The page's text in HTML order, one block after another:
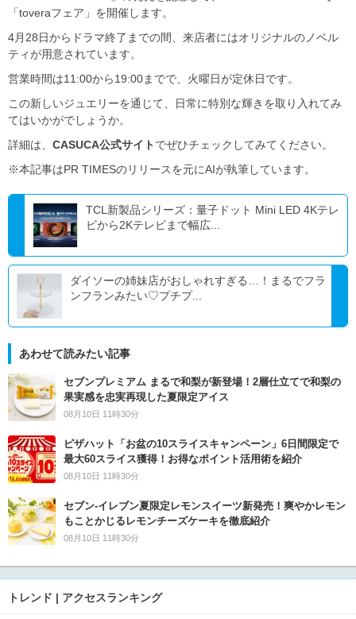
「toveraフェア」を開催します。
4月28日からドラマ終了までの間、来店者にはオリジナルのノベル
ティが用意されています。
営業時間は11:00から19:00までで、火曜日が定休日です。
この新しいジュエリーを通じて、日常に特別な輝きを取り入れてみ
てはいかがでしょうか。
詳細は、 CASUCA公式サイト でぜひチェックしてみてください。
※本記事はPR TIMESのリリースを元にAIが執筆しています。
TCL新製品シリーズ：量子ドット Mini LED 4Kテレ
ビから2Kテレビまで幅広...
ダイソーの姉妹店がおしゃれすぎる…！まるでフラ
ンフランみたい♡プチプ...
あわせて読みたい記事
セブンプレミアム まるで和梨が新登場！2層仕立てで和梨の
果実感を忠実再現した夏限定アイス
08月10日 11時30分
ピザハット「お盆の10スライスキャンペーン」6日間限定で
最大60スライス獲得！お得なポイント活用術を紹介
08月10日 11時30分
セブン‐イレブン夏限定レモンスイーツ新発売！爽やかレモン
もことかじるレモンチーズケーキを徹底紹介
08月10日 11時30分
トレンド | アクセスランキング